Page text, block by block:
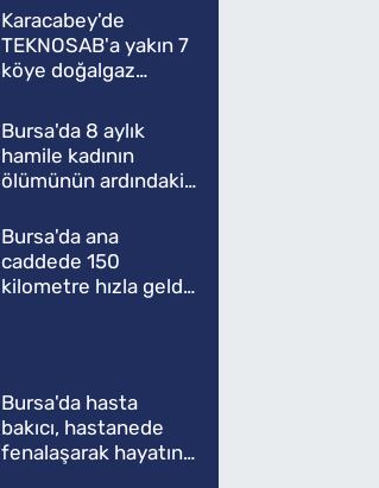
Karacabey'de
TEKNOSAB'a yakın 7
köye doğalgaz
Bursa'da 8 aylık
hamile kadının
ölümünün ardındaki
Bursa'da ana
caddede 150
kilometre hızla geldi,
Bursa'da hasta
bakıcı, hastanede
fenalaşarak hayatını